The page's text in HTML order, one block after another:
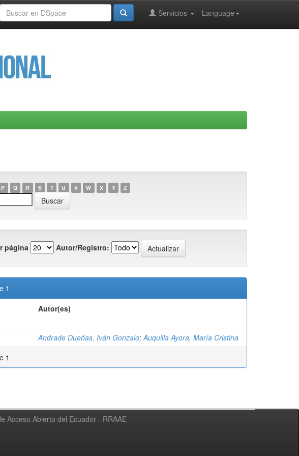
Language
Servicios
P Q R S T U V W X Y Z
página Autor/Registro:
1
Autor(es)
Andrade Dueñas, Iván Gonzalo;Auquilla Ayora, María Cristina
1
Acceso Abierto del Ecuador - RRAAE